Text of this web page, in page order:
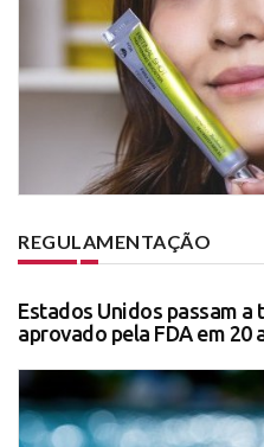
REGULAMENTAÇÃO
Estados Unidos passam
aprovado pela FDA em 20